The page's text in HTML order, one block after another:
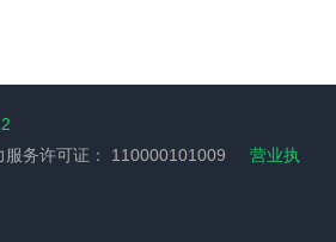
务许可证： 110000101009
营业执